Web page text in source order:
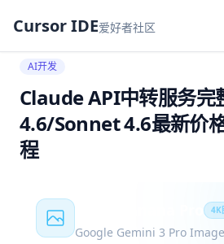
Cursor IDE爱好者社区
AI开发
Claude API中转服务完
4.6/Sonnet 4.6最新价
程
4K
Google Gemini 3 Pro